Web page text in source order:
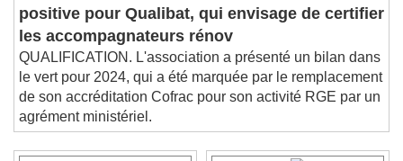
positive pour Qualibat, qui envisage de certifier
les accompagnateurs rénov
QUALIFICATION. L'association a présenté un bilan dans
le vert pour 2024, qui a été marquée par le remplacement
de son accréditation Cofrac pour son activité RGE par un
agrément ministériel.